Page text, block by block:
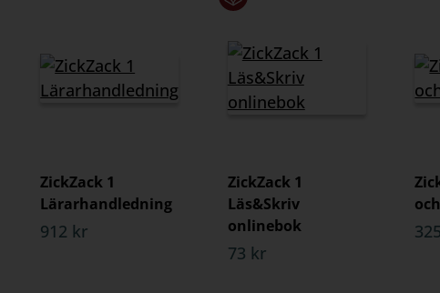
ZickZack 1
Lärarhandledning
912 kr
ZickZack 1
Läs&Skriv
onlinebok
73 kr